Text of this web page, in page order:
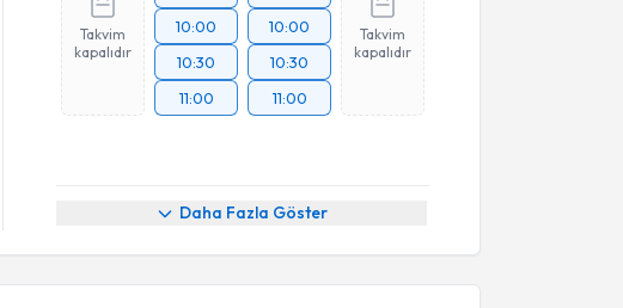
Takvim
kapalıdır
10:00
10:30
11:00
10:00
10:30
11:00
Takvim
kapalıdır
Daha Fazla Göster